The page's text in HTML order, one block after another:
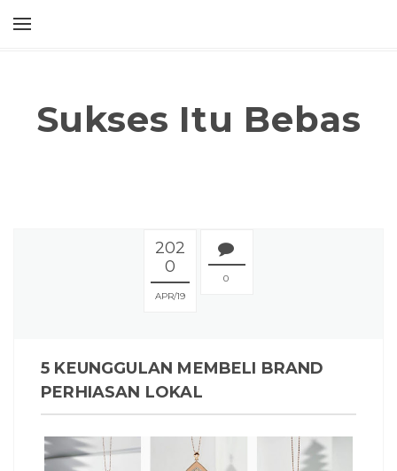
Sukses Itu Bebas
202
0
APR 19
0
5 KEUNGGULAN MEMBELI BRAND
PERHIASAN LOKAL